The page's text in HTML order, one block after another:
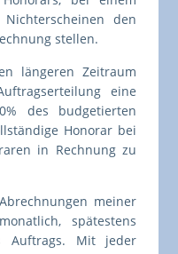
den
stellen.
längeren Zeitraum
eine
des budgetierten
Honorar bei
in Rechnung zu
meiner
spätestens
Auftrags. Mit jeder